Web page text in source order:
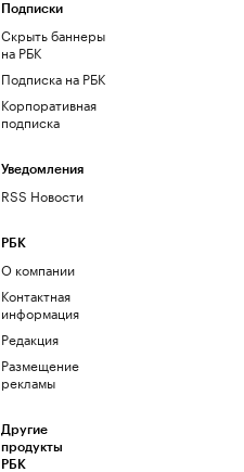
Подписки
Скрыть баннеры
на РБК
Подписка на РБК
Корпоративная
подписка
Уведомления
RSS Новости
РБК
О компании
Контактная
информация
Редакция
Размещение
рекламы
Другие
продукты
РБК